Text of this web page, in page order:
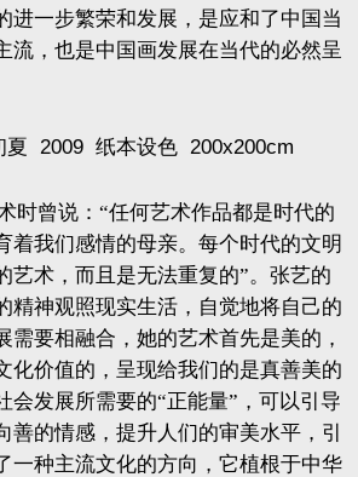
进一步繁荣和发展，是应和了中国当
流，也是中国画发展在当代的必然呈
夏 2009 纸本设色 200x200cm
时曾说：“任何艺术作品都是时代的
着我们感情的母亲。每个时代的文明
艺术，而且是无法重复的”。张艺的
精神观照现实生活，自觉地将自己的
需要相融合，她的艺术首先是美的，
化价值的，呈现给我们的是真善美的
会发展所需要的“正能量”，可以引导
善的情感，提升人们的审美水平，引
一种主流文化的方向，它植根于中华